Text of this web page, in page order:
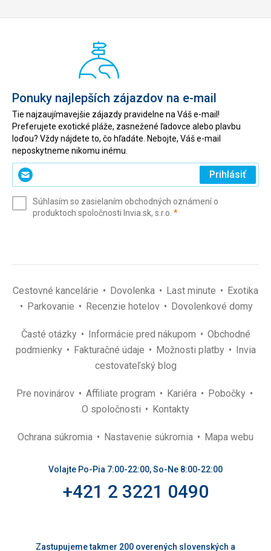
Ponuky najlepších zájazdov na e-mail
Tie najzaujímavejšie zájazdy pravidelne na Váš e-mail!
Preferujete exotické pláže, zasnežené ľadovce alebo plavbu
loďou? Vždy nájdete to, čo hľadáte. Nebojte, Váš e-mail
neposkytneme nikomu inému.
Zadajte
svoj
(povinné)
Prihlásiť
Súhlasím so zasielaním obchodných oznámení o
produktoch spoločnosti Invia.sk, s.r.o. *(povinné)
Cestovné kancelárie Dovolenka Last minute
Exotika
Parkovanie
Recenzie hotelov Dovolenkové domy
Časté otázky Informácie pred nákupom
Obchodné
podmienky
Fakturačné údaje Možnosti platby
Invia
cestovateľský blog
Pre novinárov Affiliate program Kariéra
Pobočky
O spoločnosti
Kontakty
Ochrana súkromia Nastavenie súkromia Mapa webu
Volajte Po-Pia 7:00-22:00, So-Ne 8:00-22:00
+421 2 3221 0490
Zastupujeme takmer 200 overených slovenských a